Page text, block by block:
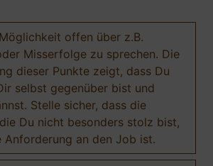
offen über z.B.
Misserfolge zu sprechen. Die
dieser Punkte zeigt, dass Du
selbst gegenüber bist und
Stelle sicher, dass die
Du nicht besonders stolz bist,
Anforderung an den Job ist.